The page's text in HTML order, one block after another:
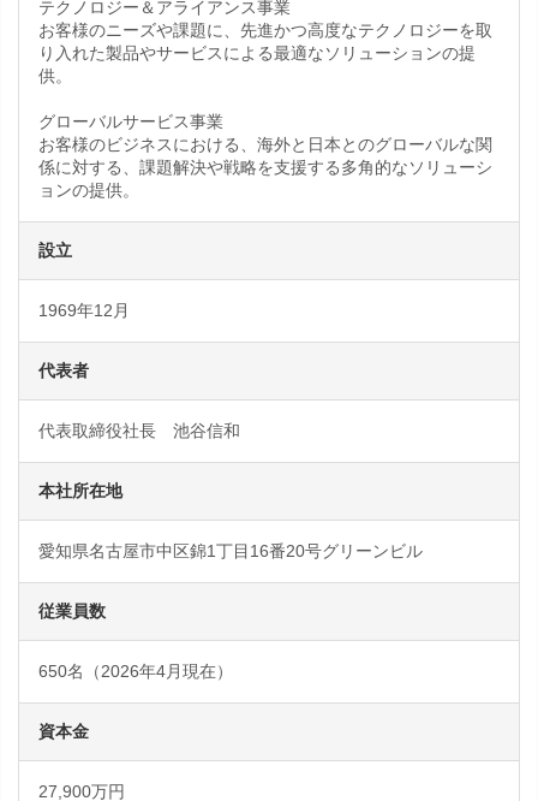
テクノロジー＆アライアンス事業
お客様のニーズや課題に、先進かつ高度なテクノロジーを取
り入れた製品やサービスによる最適なソリューションの提
供。
グローバルサービス事業
お客様のビジネスにおける、海外と日本とのグローバルな関
係に対する、課題解決や戦略を支援する多角的なソリューシ
ョンの提供。
設立
1969年12月
代表者
代表取締役社長 池谷信和
本社所在地
愛知県名古屋市中区錦1丁目16番20号グリーンビル
従業員数
650名（2026年4月現在）
資本金
27,900万円